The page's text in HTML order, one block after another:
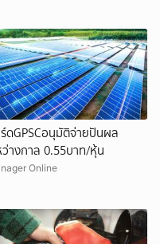
ดGPSCอนุมัติจ่ายปันผล
ว่างกาล 0.55บาท/หุ้น
Online